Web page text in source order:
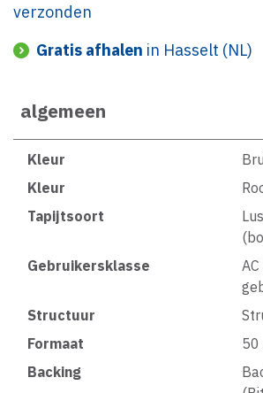
verzonden
Gratis afhalen in Hasselt (NL)
algemeen
Kleur
Kleur
Tapijtsoort
Gebruikersklasse
Structuur
Formaat
50
Backing